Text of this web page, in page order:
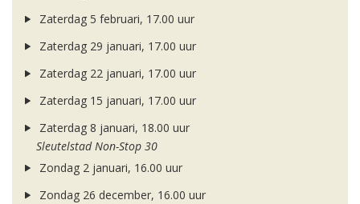
Zaterdag 5 februari, 17.00 uur
Zaterdag 29 januari, 17.00 uur
Zaterdag 22 januari, 17.00 uur
Zaterdag 15 januari, 17.00 uur
Zaterdag 8 januari, 18.00 uur
Sleutelstad Non-Stop 30
Zondag 2 januari, 16.00 uur
Zondag 26 december, 16.00 uur